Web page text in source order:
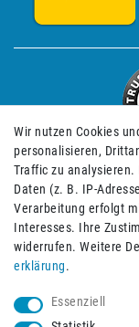
Impressum
Wir nutzen Cookies
personalisieren,
Traffic zu
Daten (z. B. IP-
Verarbeitung erfolgt
Interesses. Ihre
widerrufen. Weitere
erklärung.
Essenziell